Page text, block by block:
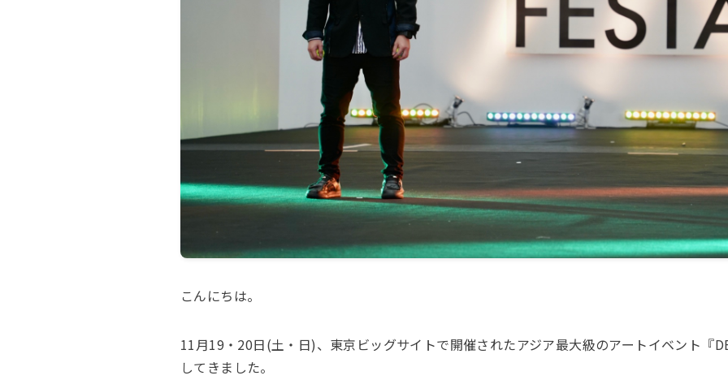
こんにちは。
11月19・20日(土・日)、東京ビッグサイトで開催されたアジア最大級のアートイベント『
してきました。